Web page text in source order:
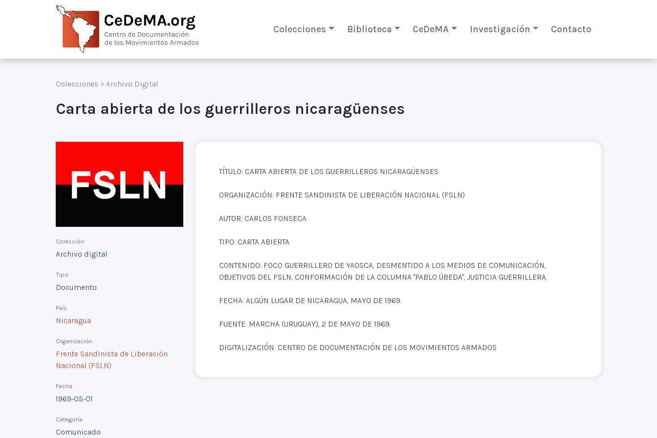
Colecciones Biblioteca CeDeMA Investigación Contacto
Colecciones > Archivo Digital
Carta abierta de los guerrilleros nicaragüenses
Colección
Archivo digital
Tipo
Documento
País
Nicaragua
Organización
Frente Sandinista de Liberación
Nacional (FSLN)
Fecha
1969-05-01
Categoría
Comunicado
TÍTULO: CARTA ABIERTA DE LOS GUERRILLEROS NICARAGÜENSES
ORGANIZACIÓN: FRENTE SANDINISTA DE LIBERACIÓN NACIONAL (FSLN)
AUTOR: CARLOS FONSECA
TIPO: CARTA ABIERTA
CONTENIDO: FOCO GUERRILLERO DE YAOSCA, DESMENTIDO A LOS MEDIOS DE COMUNICACIÓN,
OBJETIVOS DEL FSLN, CONFORMACIÓN DE LA COLUMNA "PABLO ÚBEDA", JUSTICIA GUERRILLERA.
FECHA: ALGÚN LUGAR DE NICARAGUA, MAYO DE 1969.
FUENTE: MARCHA (URUGUAY), 2 DE MAYO DE 1969.
DIGITALIZACIÓN: CENTRO DE DOCUMENTACIÓN DE LOS MOVIMIENTOS ARMADOS